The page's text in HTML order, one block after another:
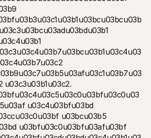
u03c3u03b1u03c2.
u03c4u03bfu03bd
u03bcu03b5
u03bfu03c0u03bfu03afu03bf